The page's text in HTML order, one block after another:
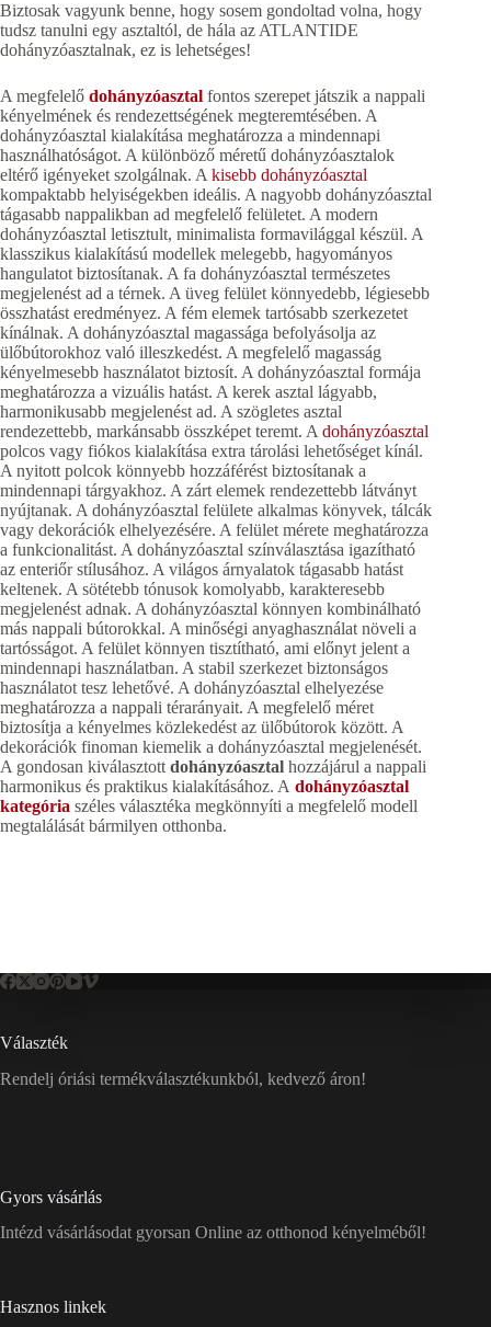
Biztosak vagyunk benne, hogy sosem gondoltad volna, hogy
tudsz tanulni egy asztaltól, de hála az ATLANTIDE
dohányzóasztalnak, ez is lehetséges!
A megfelelő dohányzóasztal fontos szerepet játszik a nappali
kényelmének és rendezettségének megteremtésében. A
dohányzóasztal kialakítása meghatározza a mindennapi
használhatóságot. A különböző méretű dohányzóasztalok
eltérő igényeket szolgálnak. Akisebb dohányzóasztal
kompaktabb helyiségekben ideális. A nagyobb dohányzóasztal
tágasabb nappalikban ad megfelelő felületet. A modern
dohányzóasztal letisztult, minimalista formavilággal készül. A
klasszikus kialakítású modellek melegebb, hagyományos
hangulatot biztosítanak. A fa dohányzóasztal természetes
megjelenést ad a térnek. A üveg felület könnyedebb, légiesebb
összhatást eredményez. A fém elemek tartósabb szerkezetet
kínálnak. A dohányzóasztal magassága befolyásolja az
ülőbútorokhoz való illeszkedést. A megfelelő magasság
kényelmesebb használatot biztosít. A dohányzóasztal formája
meghatározza a vizuális hatást. A kerek asztal lágyabb,
harmonikusabb megjelenést ad. A szögletes asztal
rendezettebb, markánsabb összképet teremt. Adohányzóasztal
polcos vagy fiókos kialakítása extra tárolási lehetőséget kínál.
A nyitott polcok könnyebb hozzáférést biztosítanak a
mindennapi tárgyakhoz. A zárt elemek rendezettebb látványt
nyújtanak. A dohányzóasztal felülete alkalmas könyvek, tálcák
vagy dekorációk elhelyezésére. A felület mérete meghatározza
a funkcionalitást. A dohányzóasztal színválasztása igazítható
az enteriőr stílusához. A világos árnyalatok tágasabb hatást
keltenek. A sötétebb tónusok komolyabb, karakteresebb
megjelenést adnak. A dohányzóasztal könnyen kombinálható
más nappali bútorokkal. A minőségi anyaghasználat növeli a
tartósságot. A felület könnyen tisztítható, ami előnyt jelent a
mindennapi használatban. A stabil szerkezet biztonságos
használatot tesz lehetővé. A dohányzóasztal elhelyezése
meghatározza a nappali térarányait. A megfelelő méret
biztosítja a kényelmes közlekedést az ülőbútorok között. A
dekorációk finoman kiemelik a dohányzóasztal megjelenését.
A gondosan kiválasztottdohányzóasztal hozzájárul a nappali
harmonikus és praktikus kialakításához. A dohányzóasztal
kategória széles választéka megkönnyíti a megfelelő modell
megtalálását bármilyen otthonba.
Választék
Rendelj óriási termékválasztékunkból, kedvező áron!
Gyors vásárlás
Intézd vásárlásodat gyorsan Online az otthonod kényelméből!
Hasznos linkek